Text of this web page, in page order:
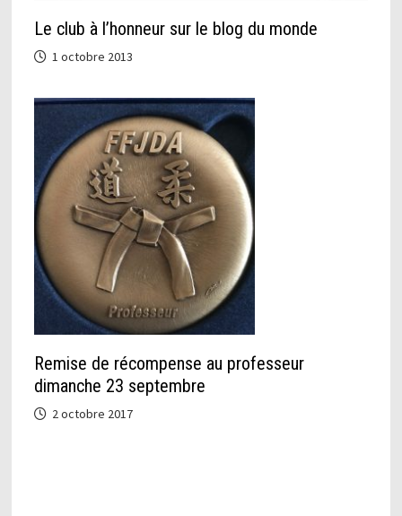
Le club à l’honneur sur le blog du monde
1 octobre 2013
Remise de récompense au professeur
dimanche 23 septembre
2 octobre 2017